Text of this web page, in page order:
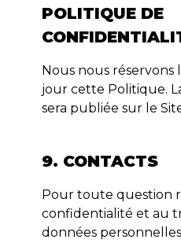
POLITIQUE DE
Nous nous
jour cette Politique.
sera publiée sur le
9. CONTACTS
Pour toute question
confidentialité et au
données